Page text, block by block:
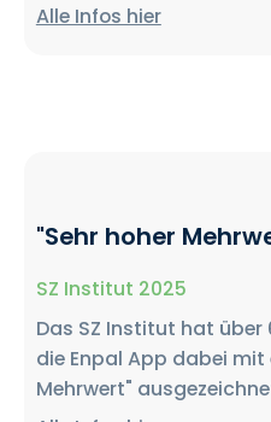
Alle Infos hier
"Sehr hoher
SZ Institut 2025
Das SZ Institut hat
die Enpal App dabei mit
Mehrwert"